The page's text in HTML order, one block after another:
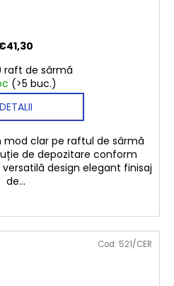
raft de sârmă
(>5 buc.)
DETALII
mod clar pe raftul de sârmă
de depozitare conform
design elegant finisaj
de...
Cod: 521/CER